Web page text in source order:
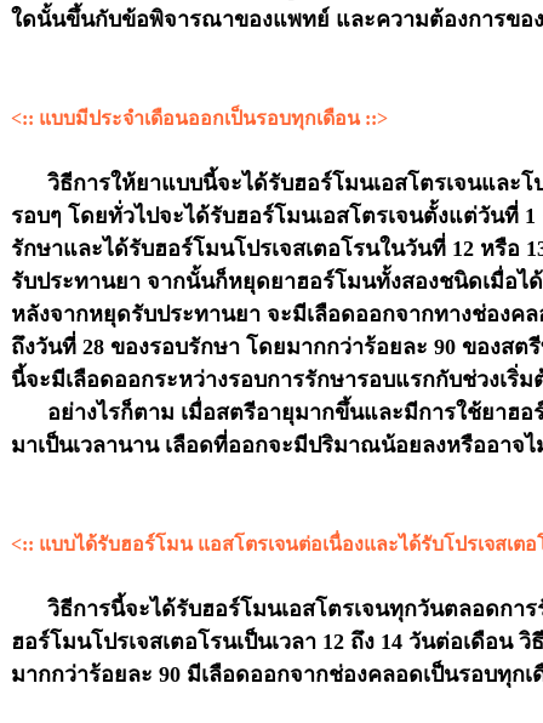
ใดนั้นขึ้นกับข้อพิจารณาของแพทย์ และความต้องการขอ
<:: แบบมีประจำเดือนออกเป็นรอบทุกเดือน ::>
วิธีการให้ยาแบบนี้จะได้รับฮอร์โมนเอสโตรเจนและโป
รอบๆ โดยทั่วไปจะได้รับฮอร์โมนเอสโตรเจนตั้งแต่วันที่ 1
รักษาและได้รับฮอร์โมนโปรเจสเตอโรนในวันที่ 12 หรือ
รับประทานยา จากนั้นก็หยุดยาฮอร์โมนทั้งสองชนิดเมื่อไ
หลังจากหยุดรับประทานยา จะมีเลือดออกจากทางช่องค
ถึงวันที่ 28 ของรอบรักษา โดยมากกว่าร้อยละ 90 ของสต
นี้จะมีเลือดออกระหว่างรอบการรักษารอบแรกกับช่วงเริ่
อย่างไรก็ตาม เมื่อสตรีอายุมากขึ้นและมีการใช้ยาฮ
มาเป็นเวลานาน เลือดที่ออกจะมีปริมาณน้อยลงหรืออาจ
<:: แบบได้รับฮอร์โมน แอสโตรเจนต่อเนื่องและได้รับโปรเจสเตอ
วิธีการนี้จะได้รับฮอร์โมนเอสโตรเจนทุกวันตลอดการ
ฮอร์โมนโปรเจสเตอโรนเป็นเวลา 12 ถึง 14 วันต่อเดือน
มากกว่าร้อยละ 90 มีเลือดออกจากช่องคลอดเป็นรอบทุกเ